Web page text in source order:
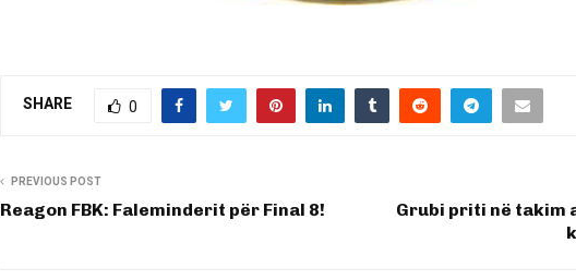
SHARE 0
PREVIOUS POST
Reagon FBK: Faleminderit për Final 8!
Grubi priti në takim